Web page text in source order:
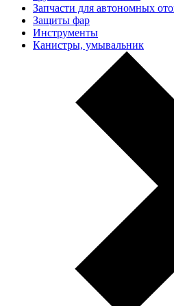
Запчасти для автономных
Защиты фар
Инструменты
Канистры, умывальник